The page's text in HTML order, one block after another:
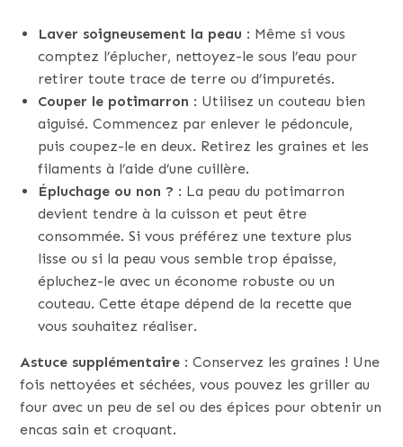
Laver soigneusement la peau : Même si vous
comptez l’éplucher, nettoyez-le sous l’eau pour
retirer toute trace de terre ou d’impuretés.
Couper le potimarron : Utilisez un couteau bien
aiguisé. Commencez par enlever le pédoncule,
puis coupez-le en deux. Retirez les graines et les
filaments à l’aide d’une cuillère.
Épluchage ou non ? : La peau du potimarron
devient tendre à la cuisson et peut être
consommée. Si vous préférez une texture plus
lisse ou si la peau vous semble trop épaisse,
épluchez-le avec un économe robuste ou un
couteau. Cette étape dépend de la recette que
vous souhaitez réaliser.
Astuce supplémentaire : Conservez les graines ! Une
fois nettoyées et séchées, vous pouvez les griller au
four avec un peu de sel ou des épices pour obtenir un
encas sain et croquant.